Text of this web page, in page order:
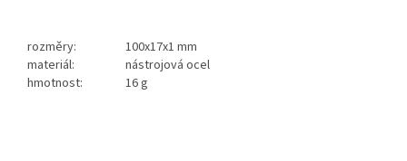
rozměry:
100x17x1 mm
materiál:
nástrojová ocel
hmotnost:
16 g